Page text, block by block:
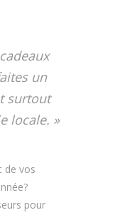
un
surtout
locale. »
de vos
pour